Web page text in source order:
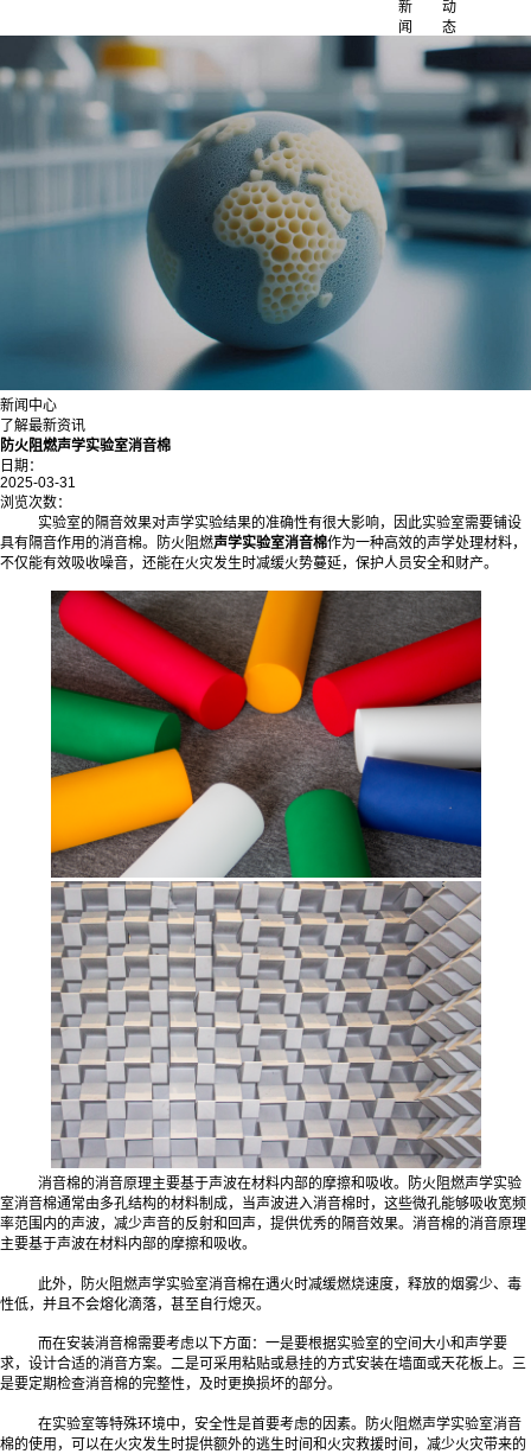
新
闻
动
态
新闻中心
了解最新资讯
防火阻燃声学实验室消音棉
日期：
2025-03-31
浏览次数：
实验室的隔音效果对声学实验结果的准确性有很大影响，因此实验室需要铺设
具有隔音作用的消音棉。防火阻燃声学实验室消音棉作为一种高效的声学处理材料，
不仅能有效吸收噪音，还能在火灾发生时减缓火势蔓延，保护人员安全和财产。
消音棉的消音原理主要基于声波在材料内部的摩擦和吸收。防火阻燃声学实验
室消音棉通常由多孔结构的材料制成，当声波进入消音棉时，这些微孔能够吸收宽频
率范围内的声波，减少声音的反射和回声，提供优秀的隔音效果。消音棉的消音原理
主要基于声波在材料内部的摩擦和吸收。
此外，防火阻燃声学实验室消音棉在遇火时减缓燃烧速度，释放的烟雾少、毒
性低，并且不会熔化滴落，甚至自行熄灭。
而在安装消音棉需要考虑以下方面：一是要根据实验室的空间大小和声学要
求，设计合适的消音方案。二是可采用粘贴或悬挂的方式安装在墙面或天花板上。三
是要定期检查消音棉的完整性，及时更换损坏的部分。
在实验室等特殊环境中，安全性是首要考虑的因素。防火阻燃声学实验室消音
棉的使用，可以在火灾发生时提供额外的逃生时间和火灾救援时间，减少火灾带来的